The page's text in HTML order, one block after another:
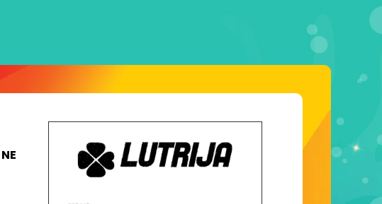
NE